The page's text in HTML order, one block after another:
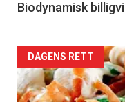
4
Biodynamisk
Forsiden
akkurat
DAGENS RETT